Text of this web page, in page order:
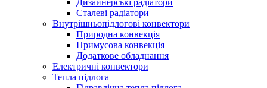
Дизайнерські радіатори
Сталеві радіатори
Внутрішньопідлогові конвектори
Природна конвекція
Примусова конвекція
Додаткове обладнання
Електричні конвектори
Тепла підлога